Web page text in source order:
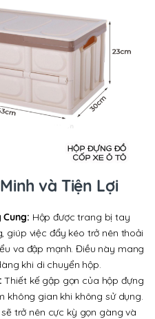
và Tiện Lợi
Cung: Hộp được trang bị tay
giúp việc đẩy kéo trở nên thoải
va đập mạnh. Điều này mang
khi di chuyển hộp.
Thiết kế gập gọn của hộp đựng
không gian khi không sử dụng.
trở nên cực kỳ gọn gàng và